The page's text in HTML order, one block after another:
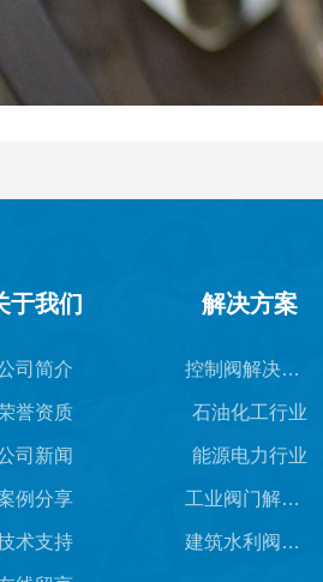
于我们
司简介
誉资质
司新闻
例分享
术支持
解决方案
控制阀解决方案
石油化工行业
能源电力行业
工业阀门解决方案
建筑水利阀门解决方案